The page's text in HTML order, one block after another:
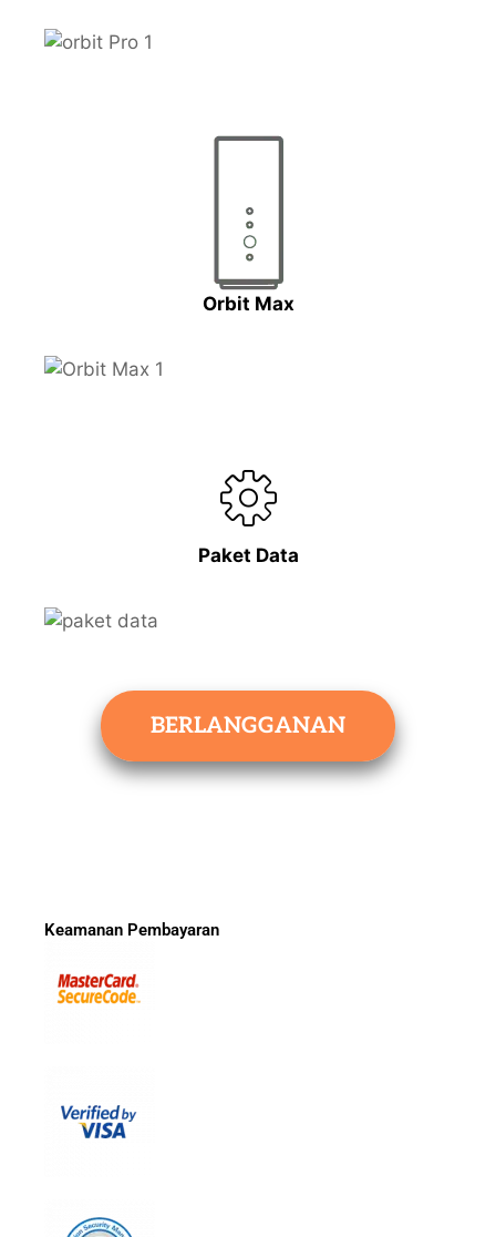
Orbit Max
Paket Data
BERLANGGANAN
Keamanan Pembayaran